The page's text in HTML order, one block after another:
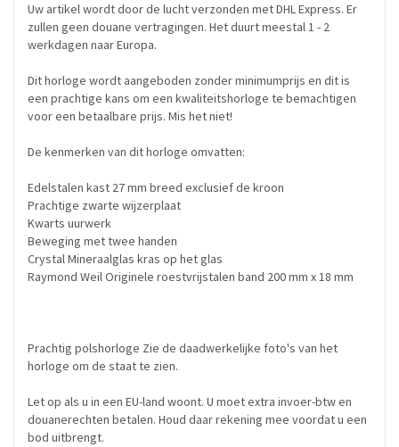
Uw artikel wordt door de lucht verzonden met DHL Express. Er
zullen geen douane vertragingen. Het duurt meestal 1 - 2
werkdagen naar Europa.
Dit horloge wordt aangeboden zonder minimumprijs en dit is
een prachtige kans om een kwaliteitshorloge te bemachtigen
voor een betaalbare prijs. Mis het niet!
De kenmerken van dit horloge omvatten:
Edelstalen kast 27 mm breed exclusief de kroon
Prachtige zwarte wijzerplaat
Kwarts uurwerk
Beweging met twee handen
Crystal Mineraalglas kras op het glas
Raymond Weil Originele roestvrijstalen band 200 mm x 18 mm
Prachtig polshorloge Zie de daadwerkelijke foto's van het
horloge om de staat te zien.
Let op als u in een EU-land woont. U moet extra invoer-btw en
douanerechten betalen. Houd daar rekening mee voordat u een
bod uitbrengt.